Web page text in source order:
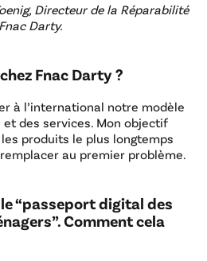
Directeur de la Réparabilité
Darty.
Fnac Darty ?
à l’international notre modèle
des services. Mon objectif
produits le plus longtemps
au premier problème.
“passeport digital des
Comment cela